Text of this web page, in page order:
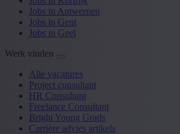
Jobs in Antwerpen
Jobs in Gent
Jobs in Geel
Werk vinden
Alle vacatures
Project consultant
HR Consultant
Freelance Consultant
Bright Young Grads
Carrière advies artikels